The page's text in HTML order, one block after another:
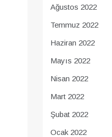
Ağustos 2022
Temmuz 2022
Haziran 2022
Mayıs 2022
Nisan 2022
Mart 2022
Şubat 2022
Ocak 2022